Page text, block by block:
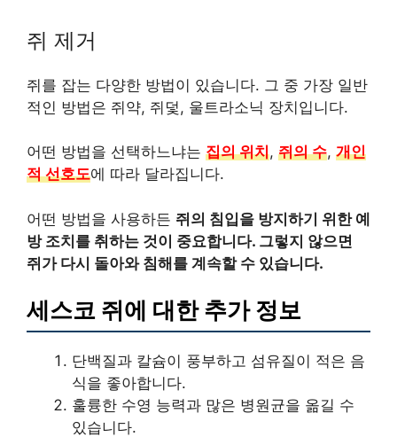
쥐 제거
쥐를 잡는 다양한 방법이 있습니다. 그 중 가장 일반
적인 방법은 쥐약, 쥐덫, 울트라소닉 장치입니다.
어떤 방법을 선택하느냐는 집의 위치, 쥐의 수, 개인
적 선호도에 따라 달라집니다.
어떤 방법을 사용하든 쥐의 침입을 방지하기 위한 예
방 조치를 취하는 것이 중요합니다. 그렇지 않으면
쥐가 다시 돌아와 침해를 계속할 수 있습니다.
세스코 쥐에 대한 추가 정보
단백질과 칼슘이 풍부하고 섬유질이 적은 음
식을 좋아합니다.
훌륭한 수영 능력과 많은 병원균을 옮길 수
있습니다.